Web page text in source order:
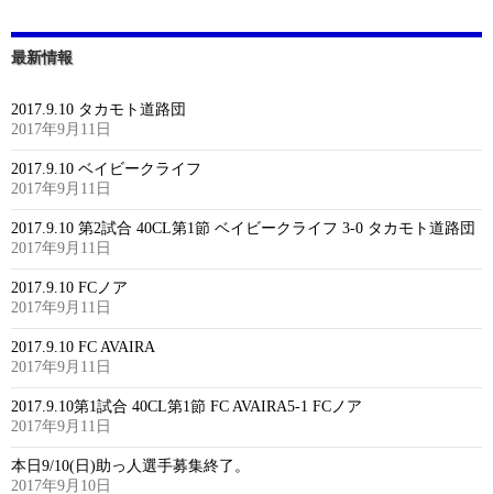
最新情報
2017.9.10 タカモト道路団
2017年9月11日
2017.9.10 ベイビークライフ
2017年9月11日
2017.9.10 第2試合 40CL第1節 ベイビークライフ 3-0 タカモト道路団
2017年9月11日
2017.9.10 FCノア
2017年9月11日
2017.9.10 FC AVAIRA
2017年9月11日
2017.9.10第1試合 40CL第1節 FC AVAIRA5-1 FCノア
2017年9月11日
本日9/10(日)助っ人選手募集終了。
2017年9月10日